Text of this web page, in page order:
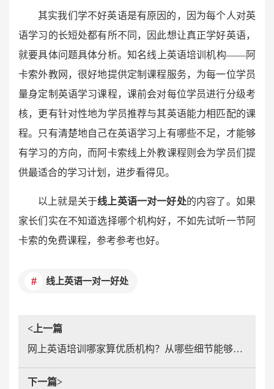
其实我们学不好英语是有原因的，因为每个人对英
语学习的长短处都有所不同，因此想让真正学好英语，
就要具体问题具体分析。知名线上英语培训机构——阿
卡索外教网，很好地提供定制课程服务，为每一位学员
量身定制英语学习课程，课前会对每位学员进行分级考
核，更有针对性地为学员推荐与其英语能力相匹配的课
程。只有清楚地自己在英语学习上有哪些不足，才能够
有学习的方向，而阿卡索线上外教课程则会为学员们提
供最适合的学习计划，进步看得见。
以上就是关于线上英语一对一好处的内容了。如果
家长们实在不知道选择哪个机构好，不如先试听一节阿
卡索的免费课程，参考参考也好。
线上英语一对一好处
<上一篇
网上英语培训哪家算优质机构？从哪些细节能够看出来
下一篇>